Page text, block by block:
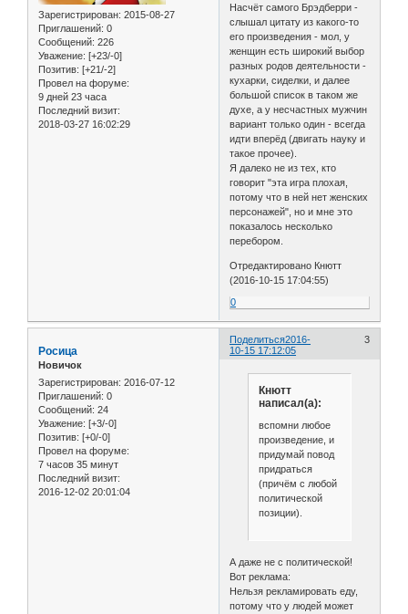
Зарегистрирован: 2015-08-27
Приглашений: 0
Сообщений: 226
Уважение: [+23/-0]
Позитив: [+21/-2]
Провел на форуме:
9 дней 23 часа
Последний визит:
2018-03-27 16:02:29
Насчёт самого Брэдберри -
слышал цитату из какого-то
его произведения - мол, у
женщин есть широкий выбор
разных родов деятельности -
кухарки, сиделки, и далее
большой список в таком же
духе, а у несчастных мужчин
вариант только один - всегда
идти вперёд (двигать науку и
такое прочее).
Я далеко не из тех, кто
говорит "эта игра плохая,
потому что в ней нет женских
персонажей", но и мне это
показалось несколько
перебором.
Отредактировано Кнютт
(2016-10-15 17:04:55)
0
Поделиться 3
2016-
10-15 17:12:05
Росица
Новичок
Зарегистрирован: 2016-07-12
Приглашений: 0
Сообщений: 24
Уважение: [+3/-0]
Позитив: [+0/-0]
Провел на форуме:
7 часов 35 минут
Последний визит:
2016-12-02 20:01:04
Кнютт
написал(а):
вспомни любое
произведение, и
придумай повод
придраться
(причём с любой
политической
позиции).
А даже не с политической!
Вот реклама:
Нельзя рекламировать еду,
потому что у людей может